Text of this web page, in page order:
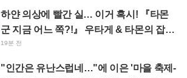
하얀 의상에 빨간 실… 이거 혹시! 『타몬
군 지금 어느 쪽?!』 우타게 & 타몬의 잡지
표지에 "KAWAII 존사…", "미쳤다!"라며
19분 전
"인간은 유난스럽네…"에 이은 '마을 축제-